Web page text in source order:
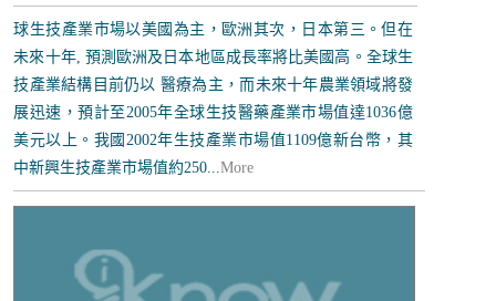
球生技產業市場以美國為主，歐洲其次，日本第三。但在
未來十年, 預測歐洲及日本地區成長率將比美國高。全球生
技產業結構目前仍以 醫療為主，而未來十年農業領域將發
展迅速，預計至2005年全球生技醫藥產業市場值達1036億
美元以上。我國2002年生技產業市場值1109億新台幣，其
中新興生技產業市場值約250...More